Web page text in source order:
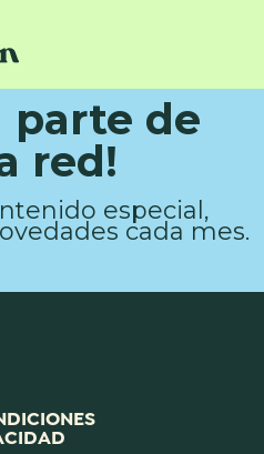
parte de
red!
especial,
cada mes.